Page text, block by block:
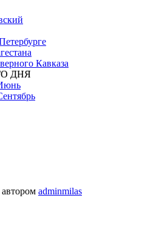
Кавказа
ДНЯ
автором adminmilas